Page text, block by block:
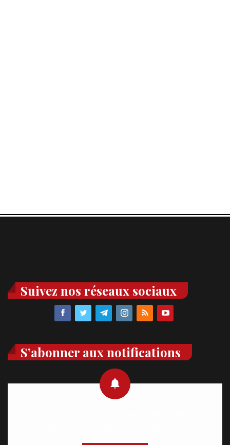
Suivez nos réseaux sociaux
S’abonner aux notifications